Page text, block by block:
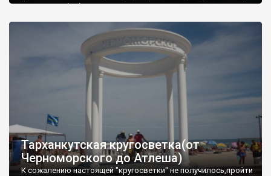
запрошую відвідати це
Тарханкутская кругосветка(от
Черноморского до Атлеша)
К сожалению настоящей "кругосветки" не получилось,пройти